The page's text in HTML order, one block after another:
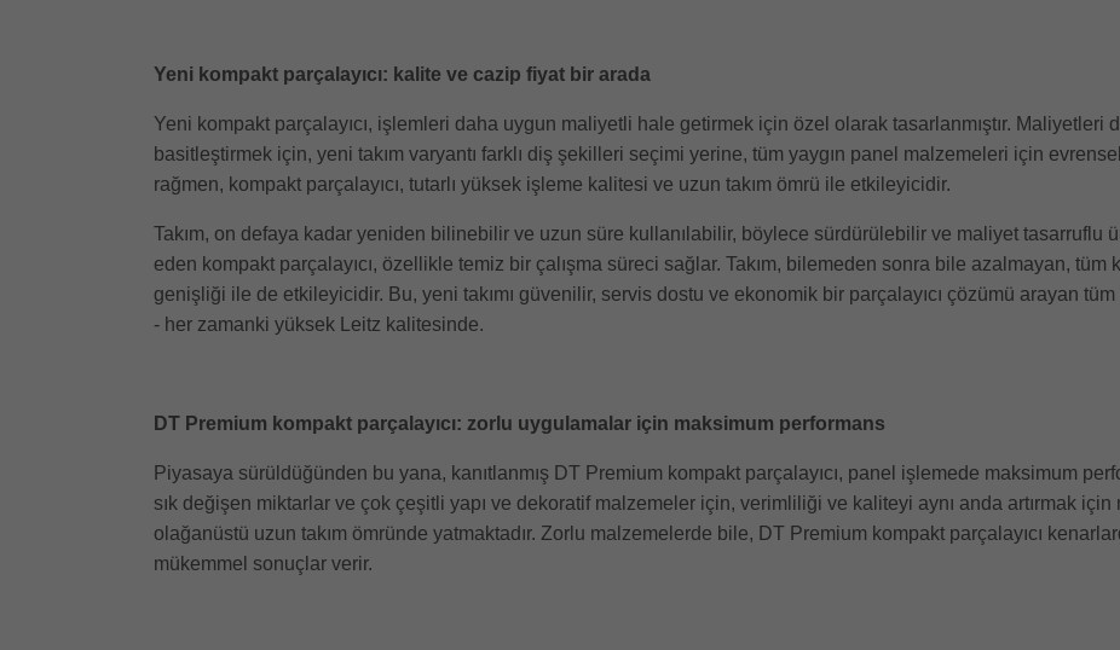
Yeni kompakt parçalayıcı: kalite ve cazip fiyat bir arada
Yeni kompakt parçalayıcı, işlemleri daha uygun maliyetli hale getirmek için özel olarak tasarlanmıştır. Maliyetleri
basitleştirmek için, yeni takım varyantı farklı diş şekilleri seçimi yerine, tüm yaygın panel malzemeleri için
rağmen, kompakt parçalayıcı, tutarlı yüksek işleme kalitesi ve uzun takım ömrü ile etkileyicidir.
Takım, on defaya kadar yeniden bilinebilir ve uzun süre kullanılabilir, böylece sürdürülebilir ve maliyet tasarruflu
eden kompakt parçalayıcı, özellikle temiz bir çalışma süreci sağlar. Takım, bilemeden sonra bile azalmayan, tüm
genişliği ile de etkileyicidir. Bu, yeni takımı güvenilir, servis dostu ve ekonomik bir parçalayıcı çözümü arayan
- her zamanki yüksek Leitz kalitesinde.
DT Premium kompakt parçalayıcı: zorlu uygulamalar için maksimum performans
Piyasaya sürüldüğünden bu yana, kanıtlanmış DT Premium kompakt parçalayıcı, panel işlemede maksimum
sık değişen miktarlar ve çok çeşitli yapı ve dekoratif malzemeler için, verimliliği ve kaliteyi aynı anda artırmak
olağanüstü uzun takım ömründe yatmaktadır. Zorlu malzemelerde bile, DT Premium kompakt parçalayıcı
mükemmel sonuçlar verir.